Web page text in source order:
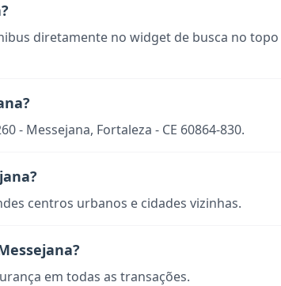
diretamente no widget de busca no topo
- Messejana, Fortaleza - CE 60864-830.
centros urbanos e cidades vizinhas.
em todas as transações.